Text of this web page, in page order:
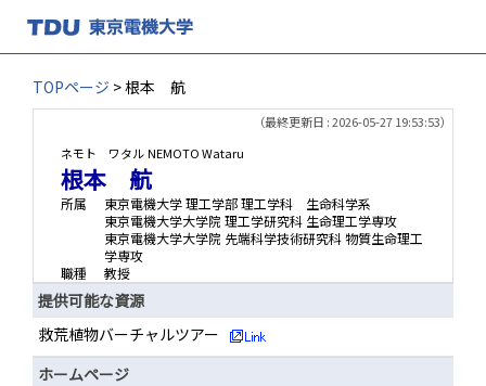
TOPページ > 根本 航
（最終更新日 : 2026-05-27 19:53:53）
ネモト ワタルNEMOTO Wataru
根本 航
所属
東京電機大学 理工学部 理工学科 生命科学系
東京電機大学大学院 理工学研究科 生命理工学専攻
東京電機大学大学院 先端科学技術研究科 物質生命理工
学専攻
職種
教授
提供可能な資源
救荒植物バーチャルツアー
ホームページ